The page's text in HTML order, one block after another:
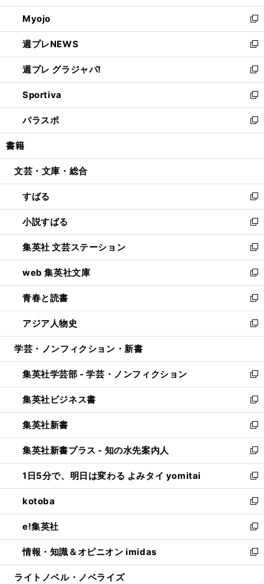
開
く
ウ
で
開
く
ン
ド
ウ
で
開
く
ウ
ィ
ン
ド
ウ
で
開
く
Myojo
新
し
い
ウ
ィ
ン
ド
ウ
で
開
週プレNEWS
新
し
い
ウ
ィ
ン
ド
ウ
開
週プレ グラジャパ!
新
し
い
ウ
ィ
ン
ウ
開
く
Sportiva
新
し
い
ウ
ン
ウ
で
開
く
パラスポ
新
し
ウ
ン
ド
ウ
で
開
く
書籍
文芸・文庫・総合
すばる
新
し
い
ウ
ィ
ン
ド
ウ
で
開
く
小説すばる
新
し
い
ウ
ィ
ン
ド
ウ
で
開
集英社 文芸ステーション
新
し
い
ウ
ィ
ン
ド
ウ
開
く
web 集英社文庫
新
し
い
ウ
ィ
ン
ウ
で
開
く
青春と読書
新
し
い
ウ
ン
ド
ウ
で
開
く
アジア人物史
新
し
ウ
ィ
ン
ド
ウ
で
開
く
学芸・ノンフィクション・新書
集英社学芸部 - 学芸・ノンフィクション
新
し
い
ウ
ィ
ン
ド
ウ
で
開
く
集英社ビジネス書
新
し
い
ウ
ィ
ン
ド
ウ
で
開
く
集英社新書
新
し
い
ウ
ィ
ン
ド
ウ
で
開
く
集英社新書プラス - 知の水先案内人
新
し
い
ウ
ィ
ン
ド
ウ
で
開
1日5分で、明日は変わる よみタイ yomitai
新
し
い
ウ
ィ
ン
ド
ウ
kotoba
新
し
い
ウ
ィ
ン
e!集英社
新
し
い
ウ
情報・知識＆オピニオン imidas
新
し
ライトノベル・ノベライズ